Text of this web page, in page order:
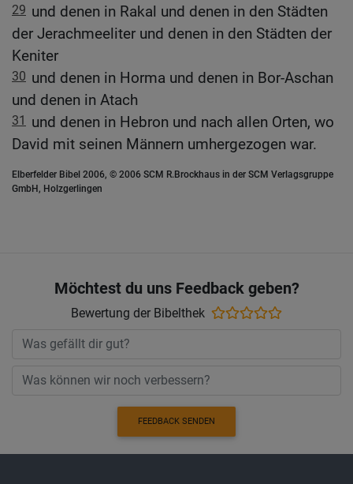
29 und denen in Rakal und denen in den Städten
der Jerachmeeliter und denen in den Städten der
Keniter
30 und denen in Horma und denen in Bor-Aschan
und denen in Atach
31
und denen in Hebron und nach allen Orten, wo
David mit seinen Männern umhergezogen war.
Elberfelder Bibel 2006, © 2006 SCM R.Brockhaus in der SCM Verlagsgruppe
GmbH, Holzgerlingen
Möchtest du uns Feedback geben?
Bewertung der Bibelthek
FEEDBACK SENDEN